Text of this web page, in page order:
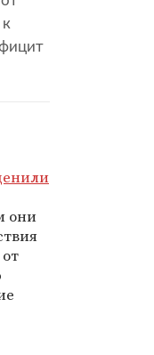
они